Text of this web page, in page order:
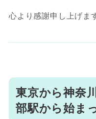
心より感謝申し上げま
東京から神奈
部駅から始ま